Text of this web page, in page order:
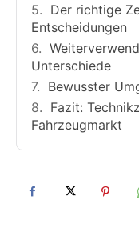
Der richtige
Entscheidungen
Unterschiede
Bewusster
Fazit:
Fahrzeugmarkt